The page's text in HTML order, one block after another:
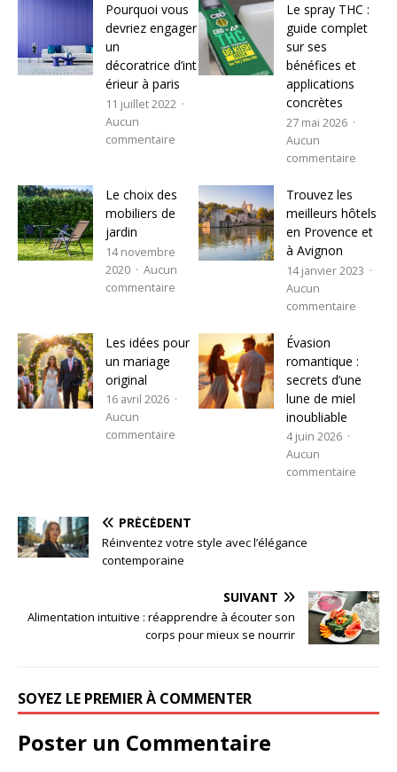
Pourquoi vous
devriez engager
un
décoratrice d’int
érieur à paris
11 juillet 2022
Aucun
commentaire
Le spray THC :
guide complet
sur ses
bénéfices et
applications
concrètes
27 mai 2026
Aucun
commentaire
Le choix des
mobiliers de
jardin
14 novembre
2020
Aucun
commentaire
Trouvez les
meilleurs hôtels
en Provence et
à Avignon
14 janvier 2023
Aucun
commentaire
Les idées pour
un mariage
original
16 avril 2026
Aucun
commentaire
Évasion
romantique :
secrets d’une
lune de miel
inoubliable
4 juin 2026
Aucun
commentaire
PRÉCÉDENT
Réinventez votre style avec l’élégance
contemporaine
SUIVANT
Alimentation intuitive : réapprendre à écouter son
corps pour mieux se nourrir
SOYEZ LE PREMIER À COMMENTER
Poster un Commentaire